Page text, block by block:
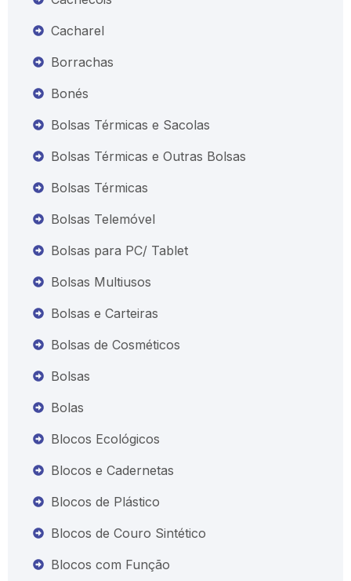
Cacharel
Borrachas
Bonés
Bolsas Térmicas e Sacolas
Bolsas Térmicas e Outras Bolsas
Bolsas Térmicas
Bolsas Telemóvel
Bolsas para PC/ Tablet
Bolsas Multiusos
Bolsas e Carteiras
Bolsas de Cosméticos
Bolsas
Bolas
Blocos Ecológicos
Blocos e Cadernetas
Blocos de Plástico
Blocos de Couro Sintético
Blocos com Função